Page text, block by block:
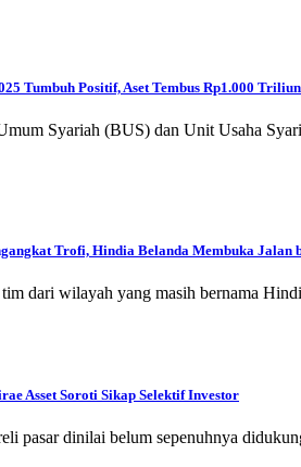
Tumbuh Positif, Aset Tembus Rp1.000 Triliun
Syariah (BUS) dan Unit Usaha
Trofi, Hindia Belanda Membuka Jalan
dari wilayah yang masih bernama
Asset Soroti Sikap Selektif Investor
pasar dinilai belum sepenuhnya